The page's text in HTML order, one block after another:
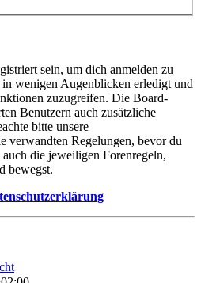
sein, um dich anmelden zu
wenigen Augenblicken erledigt und
zuzugreifen. Die Board-
Benutzern auch zusätzliche
bitte unsere
verwandten Regelungen, bevor du
die jeweiligen Forenregeln,
bewegst.